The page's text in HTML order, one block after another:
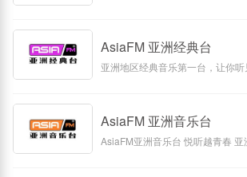
AsiaFM 亚洲经典台
亚洲地区经典音乐第一台，让你听
AsiaFM 亚洲音乐台
AsiaFM亚洲音乐台 悦听越青春 亚